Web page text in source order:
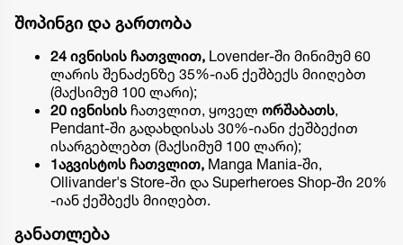
შოპინგი და გართობა
24 ივნისის ჩათვლით, Lovender-ში მინიმუმ 60
ლარის შენაძენზე 35%-იან ქეშბექს მიიღებთ
(მაქსიმუმ 100 ლარი);
20 ივნისის ჩათვლით, ყოველ ორშაბათს,
Pendant-ში გადახდისას 30%-იანი ქეშბექით
ისარგებლებთ (მაქსიმუმ 100 ლარი);
1აგვისტოს ჩათვლით, Manga Mania-ში,
Ollivander's Store-ში და Superheroes Shop-ში 20%
-იან ქეშბექს მიიღებთ.
განათლება